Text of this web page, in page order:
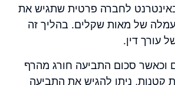
לחברה פרטית שתגיש את
של מאות שקלים. בהליך זה
דין.
סכום התביעה חורג מהרף
ניתן להגיש את התביעה